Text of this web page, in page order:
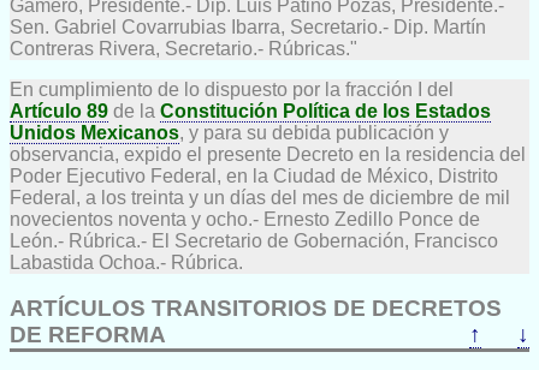
Gamero, Presidente.- Dip. Luis Patiño Pozas, Presidente.-
Sen. Gabriel Covarrubias Ibarra, Secretario.- Dip. Martín
Contreras Rivera, Secretario.- Rúbricas."
En cumplimiento de lo dispuesto por la fracción I del
Artículo 89 de la Constitución Política de los Estados
Unidos Mexicanos, y para su debida publicación y
observancia, expido el presente Decreto en la residencia del
Poder Ejecutivo Federal, en la Ciudad de México, Distrito
Federal, a los treinta y un días del mes de diciembre de mil
novecientos noventa y ocho.- Ernesto Zedillo Ponce de
León.- Rúbrica.- El Secretario de Gobernación, Francisco
Labastida Ochoa.- Rúbrica.
ARTÍCULOS TRANSITORIOS DE DECRETOS
DE REFORMA
↑ ↓